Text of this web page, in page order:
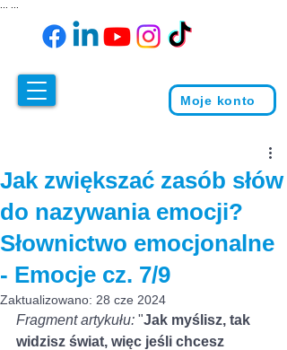
Moje konto
Jak zwiększać zasób słów
do nazywania emocji?
Słownictwo emocjonalne
- Emocje cz. 7/9
Zaktualizowano: 28 cze 2024
Fragment artykułu: "Jak myślisz, tak
widzisz świat, więc jeśli chcesz